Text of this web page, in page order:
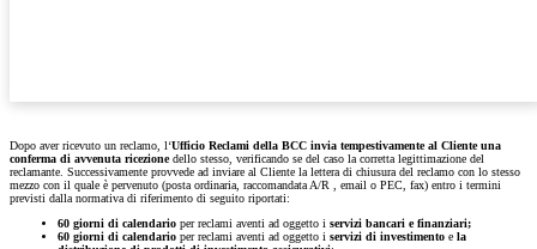
Dopo aver ricevuto un reclamo, l‘Ufficio Reclami della BCC invia tempestivamente al Cliente una
conferma di avvenuta ricezionedello stesso, verificando se del caso la corretta legittimazione del
reclamante. Successivamente provvede ad inviare al Cliente la lettera di chiusura del reclamo con lo stesso
mezzo con il quale è pervenuto (posta ordinaria, raccomandata A/R , email o PEC, fax) entro i termini
previsti dalla normativa di riferimento di seguito riportati:
60 giorni di calendario per reclami aventi ad oggetto i servizi bancari e finanziari;
60 giorni di calendario per reclami aventi ad oggetto i servizi di investimento e la